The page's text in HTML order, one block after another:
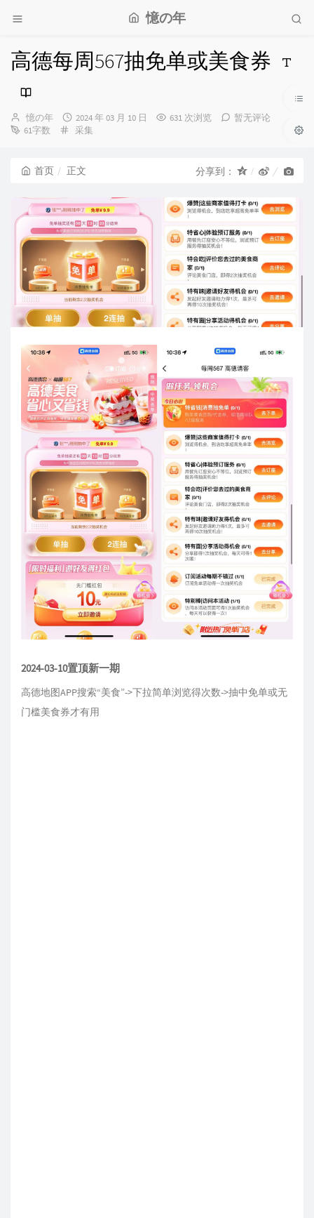
憶の年
高德每周567抽免单或美食券
博
主：
憶の年
发
布
2024 年 03 月 10 日 631 次浏览
暂无评论
61字数
分
采集
首页 正文 分享到：
2024-03-10置顶新一期
高德地图APP搜索“美食”->下拉简单浏览得次数->抽中免单或无
门槛美食券才有用